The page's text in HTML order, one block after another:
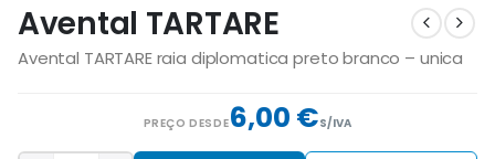
Avental TARTARE
Avental TARTARE raia diplomatica preto branco – unica
PREÇO DESDE6,00 €S/IVA